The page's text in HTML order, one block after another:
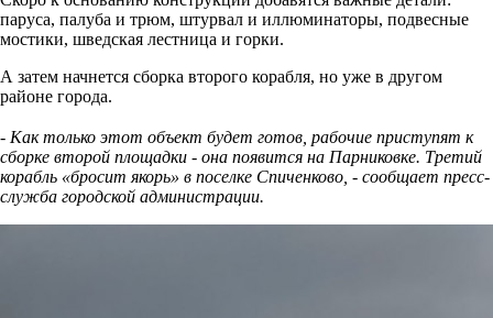
паруса, палуба и трюм, штурвал и иллюминаторы, подвесные
мостики, шведская лестница и горки.
А затем начнется сборка второго корабля, но уже в другом
районе города.
- Как только этот объект будет готов, рабочие приступят к
сборке второй площадки - она появится на Парниковке. Третий
корабль «бросит якорь» в поселке Спиченково, - сообщает пресс-
служба городской администрации.